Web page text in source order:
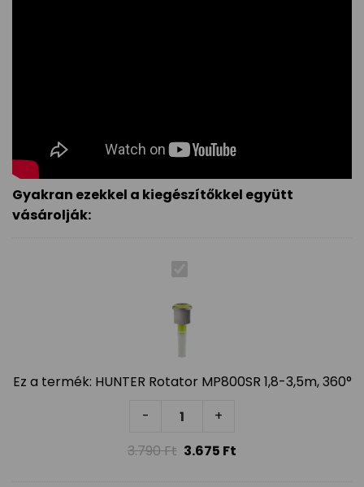
Gyakran ezekkel a kiegészítőkkel együtt
vásárolják:
Ez a termék: HUNTER Rotator MP800SR 1,8-3,5m, 360°
-
HUNTER Rotator MP800SR 1,8-
+
3.790Ft 3.675 Ft